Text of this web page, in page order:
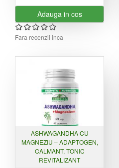
Adauga in cos
Fara recenzii inca
ASHWAGANDHA CU
MAGNEZIU – ADAPTOGEN,
CALMANT, TONIC
REVITALIZANT